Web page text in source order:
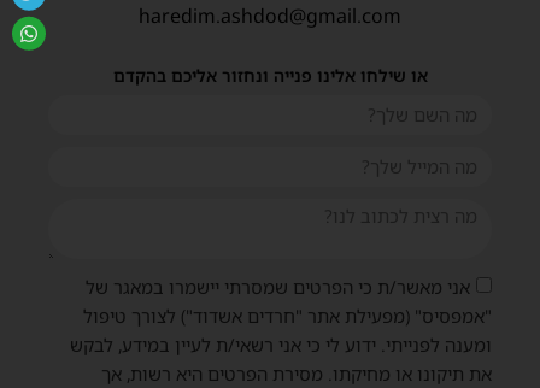
haredim.ashdod@gmail.com
או שילחו אלינו פנייה ונחזור אליכם בהקדם
אני מאשר/ת כי הפרטים שמסרתי יישמרו במאגר של
"אמפסיס" (מפעילת אתר "חרדים אשדוד") לצורך טיפול
ומענה לפנייתי. ידוע לי כי אני רשאי/ת לעיין במידע, לבקש
את תיקונו או מחיקתו. מסירת הפרטים היא רשות, אך